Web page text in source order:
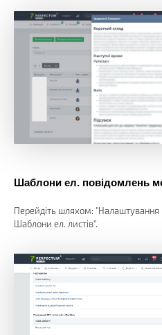
Шаблони ел. повідомлень
Перейдіть шляхом:
Шаблони ел. листів".